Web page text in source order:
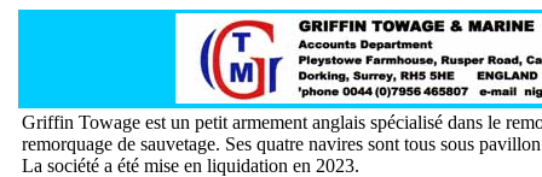
Griffin Towage est un petit armement anglais spécialisé dans le
remorquage de sauvetage. Ses quatre navires sont tous sous
La société a été mise en liquidation en 2023.